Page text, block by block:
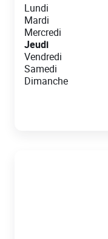
Day of the Week
Lundi
Mardi
Mercredi
Jeudi
Vendredi
Samedi
Dimanche